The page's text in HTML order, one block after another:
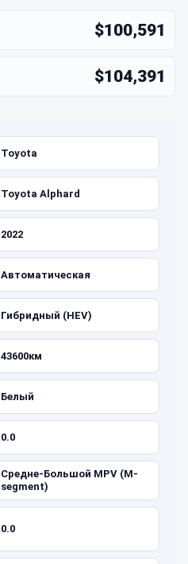
$100,591
$104,391
Toyota
Toyota Alphard
2022
Автоматическая
Гибридный (HEV)
43600км
Белый
0.0
Средне-Большой MPV (M-
segment)
0.0